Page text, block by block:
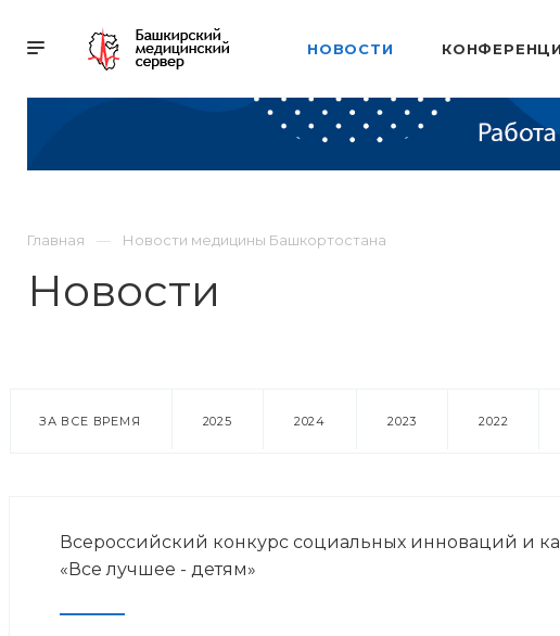
НОВОСТИ
Главная Новости медицины Башкортостана
Новости
ЗА ВСЕ ВРЕМЯ 2025 2024 2023 2022
Всероссийский конкурс социальных инноваций и
«Все лучшее - детям»